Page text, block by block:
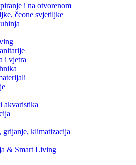
i na otvorenom
čeone svjetiljke
i vjetra
akvaristika
grijanje, klimatizacija
& Smart Living